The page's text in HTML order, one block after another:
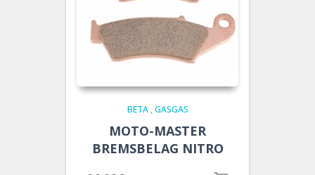
BETA, GASGAS
MOTO-MASTER
BREMSBELAG NITRO